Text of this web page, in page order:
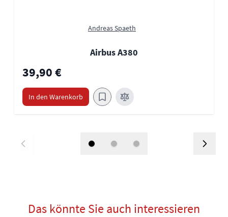
Andreas Spaeth
Airbus A380
39,90 €
In den Warenkorb
Das könnte Sie auch interessieren